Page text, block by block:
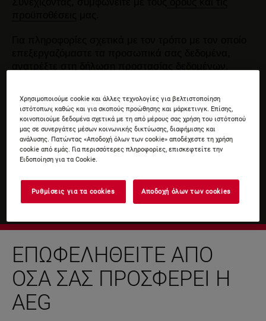
ΕΠΩΦΕΛΗΘΕΊΤΕ ΑΠΌ
ΌΣΑ ΣΑΣ ΠΡΟΣΦΈΡΕΙ Η
AEG
Χρησιμοποιούμε cookie και άλλες τεχνολογίες για βελτιστοποίηση
ιστότοπων, καθώς και για σκοπούς προώθησης και μάρκετινγκ. Επίσης,
κοινοποιούμε δεδομένα σχετικά με τη από μέρους σας χρήση του ιστότοπού
μας σε συνεργάτες μέσων κοινωνικής δικτύωσης, διαφήμισης και
ανάλυσης. Πατώντας «Αποδοχή όλων των cookie» αποδέχεστε τη χρήση
cookie από εμάς. Για περισσότερες πληροφορίες, επισκεφτείτε την
Ειδοποίηση για τα Cookie.
Ρυθμίσεις για τα cookies Αποδοχή όλων των cookies